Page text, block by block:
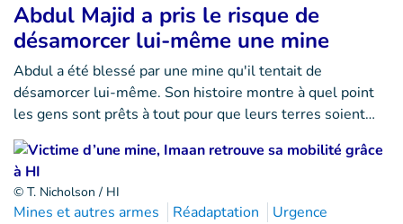
Abdul Majid a pris le risque de
désamorcer lui-même une mine
Abdul a été blessé par une mine qu'il tentait de
désamorcer lui-même. Son histoire montre à quel point
les gens sont prêts à tout pour que leurs terres soient…
© T. Nicholson / HI
Mines et autres armes Réadaptation Urgence